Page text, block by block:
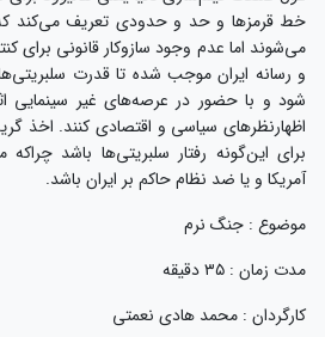
خط قرمزها و حد و حدودی تعریف می‌کند که
می‌شوند اما عدم وجود سازوکار قانونی برای
و رسانه ایران موجب شده تا قدرت سلبریتی‌ها
شود و با حضور در عرصه‌های غیر سینمایی
اظهارنظرهای سیاسی و اقتصادی کنند. اخذ
برای این‌گونه رفتار سلبریتی‌ها باشد
آمریکا و یا ضد نظام حاکم بر ایران باشد.
موضوع : جنگ نرم
مدت زمان : ۳۵ دقیقه
کارگردان : محمد هادی نعمتی